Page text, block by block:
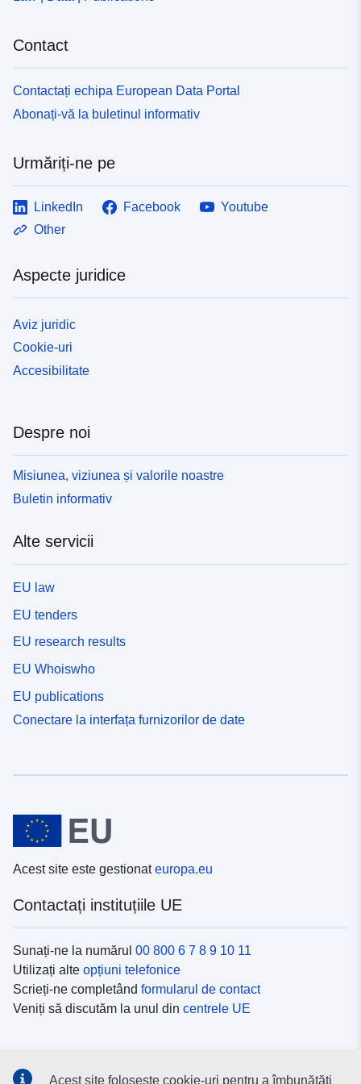
Contact
Contactați echipa European Data Portal
Abonați-vă la buletinul informativ
Urmăriți-ne pe
LinkedIn Facebook
Youtube
Other
Aspecte juridice
Aviz juridic
Cookie-uri
Accesibilitate
Despre noi
Misiunea, viziunea și valorile noastre
Buletin informativ
Alte servicii
EU law
EU tenders
EU research results
EU Whoiswho
EU publications
Conectare la interfața furnizorilor de date
Acest site este gestionateuropa.eu
Contactați instituțiile UE
Sunați-ne la numărul 00 800 6 7 8 9 10 11
Utilizați alte opțiuni telefonice
Scrieți-ne completând formularul de contact
Veniți să discutăm la unul din centrele UE
Acest site folosește cookie-uri pentru a îmbunătăți